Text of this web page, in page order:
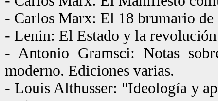
- Carlos Marx: El 18 brumario
- Lenin: El Estado y la
- Antonio Gramsci: Notas
moderno. Ediciones varias.
- Louis Althusser: "Ideología y